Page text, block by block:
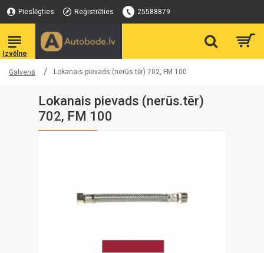
Pieslēgties Reģistrēties 25588879
Galvenā Lokanais pievads (nerūs.tēr) 702, FM 100
Lokanais pievads (nerūs.tēr)
702, FM 100